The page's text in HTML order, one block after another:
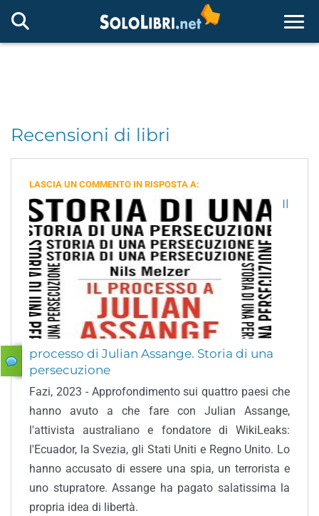
Recensioni di libri
LASCIA UN COMMENTO IN RISPOSTA A:
Il
processo di Julian Assange. Storia di una
persecuzione
Fazi, 2023 - Approfondimento sui quattro paesi che
hanno avuto a che fare con Julian Assange,
l'attivista australiano e fondatore di WikiLeaks:
l'Ecuador, la Svezia, gli Stati Uniti e Regno Unito. Lo
hanno accusato di essere una spia, un terrorista e
uno stupratore. Assange ha pagato salatissima la
propria idea di libertà.